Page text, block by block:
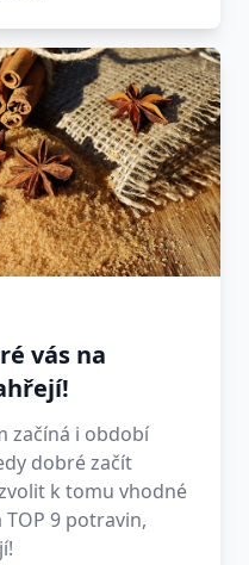
vás na
začíná i období
dobré začít
k tomu vhodné
9 potravin,